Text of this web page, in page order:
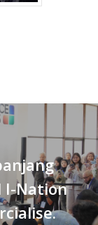
I-Nation